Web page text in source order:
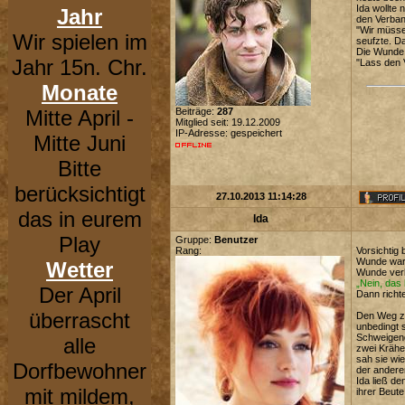
Jahr
Wir spielen im
Jahr 15n. Chr.
Monate
Mitte April -
Mitte Juni
Bitte
berücksichtigt
das in eurem
Play
Wetter
Der April
überrascht
alle
Dorfbewohner
mit mildem,
Beiträge: 287
Mitglied seit: 19.12.2009
IP-Adresse: gespeichert
Ida wollte
den
"Wir
seufzte.
Die
"Lass den
27.10.2013 11:14:28
Ida
Gruppe: Benutzer
Rang:
Vorsichtig
Wunde
Wunde
„Nein,
Dann
Den Weg
unbedingt
zwei
sah sie
der
Ida ließ
ihrer